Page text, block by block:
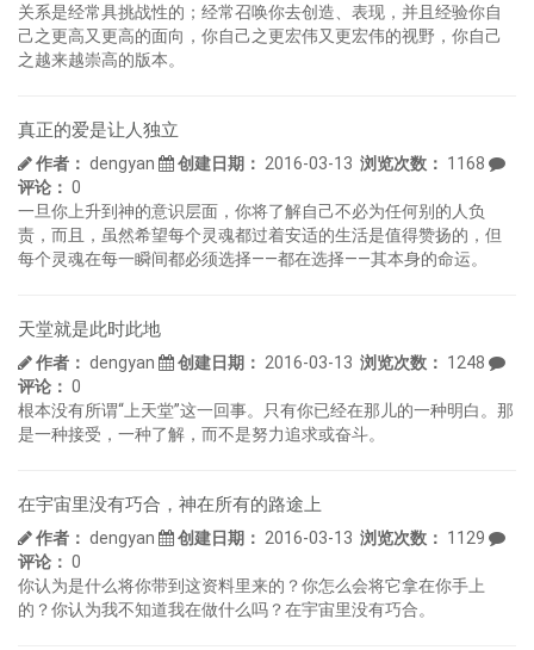
关系是经常具挑战性的；经常召唤你去创造、表现，并且经验你自
己之更高又更高的面向，你自己之更宏伟又更宏伟的视野，你自己
之越来越崇高的版本。
真正的爱是让人独立
作者： dengyan 创建日期： 2016-03-13 浏览次数： 1168
评论： 0
一旦你上升到神的意识层面，你将了解自己不必为任何别的人负
责，而且，虽然希望每个灵魂都过着安适的生活是值得赞扬的，但
每个灵魂在每一瞬间都必须选择――都在选择――其本身的命运。
天堂就是此时此地
作者： dengyan 创建日期： 2016-03-13 浏览次数： 1248
评论： 0
根本没有所谓“上天堂”这一回事。只有你已经在那儿的一种明白。那
是一种接受，一种了解，而不是努力追求或奋斗。
在宇宙里没有巧合，神在所有的路途上
作者： dengyan 创建日期： 2016-03-13 浏览次数： 1129
评论： 0
你认为是什么将你带到这资料里来的？你怎么会将它拿在你手上
的？你认为我不知道我在做什么吗？在宇宙里没有巧合。